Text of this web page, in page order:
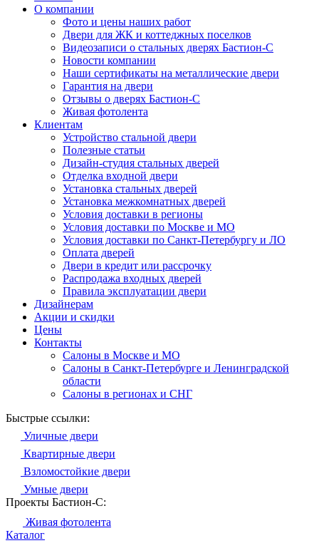
О компании
Фото и цены наших работ
Двери для ЖК и коттеджных поселков
Видеозаписи о стальных дверях Бастион-С
Новости компании
Наши сертификаты на металлические двери
Гарантия на двери
Отзывы о дверях Бастион-С
Живая фотолента
Клиентам
Устройство стальной двери
Полезные статьи
Дизайн-студия стальных дверей
Отделка входной двери
Установка стальных дверей
Установка межкомнатных дверей
Условия доставки в регионы
Условия доставки по Москве и МО
Условия доставки по Санкт-Петербургу и ЛО
Оплата дверей
Двери в кредит или рассрочку
Распродажа входных дверей
Правила эксплуатации двери
Дизайнерам
Акции и скидки
Цены
Контакты
Салоны в Москве и МО
Салоны в Санкт-Петербурге и Ленинградской
области
Салоны в регионах и СНГ
Быстрые ссылки:
Уличные двери
Квартирные двери
Взломостойкие двери
Умные двери
Проекты Бастион-С:
Живая фотолента
Каталог